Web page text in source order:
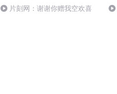
片刻网：谢谢你赠我空欢喜